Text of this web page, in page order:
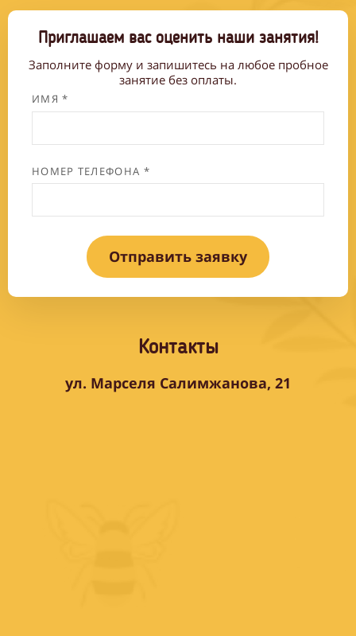
Приглашаем вас оценить наши занятия!
Заполните форму и запишитесь на любое пробное
занятие без оплаты.
ИМЯ *
НОМЕР ТЕЛЕФОНА *
Отправить заявку
Контакты
ул. Марселя Салимжанова, 21